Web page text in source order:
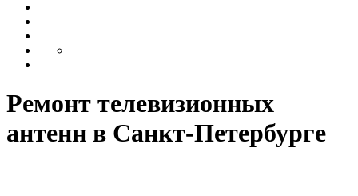
Ремонт телевизионных
антенн в Санкт-Петербурге